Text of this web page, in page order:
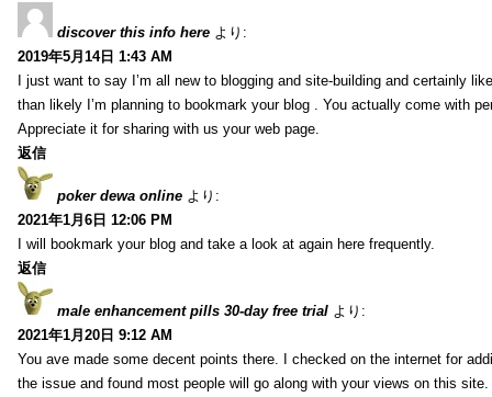
discover this info here より:
2019年5月14日 1:43 AM
I just want to say I’m all new to blogging and site-building and certainly
than likely I’m planning to bookmark your blog . You actually come with
Appreciate it for sharing with us your web page.
返信
poker dewa online より:
2021年1月6日 12:06 PM
I will bookmark your blog and take a look at again here frequently.
返信
male enhancement pills 30-day free trial より:
2021年1月20日 9:12 AM
You ave made some decent points there. I checked on the internet for
the issue and found most people will go along with your views on this site.